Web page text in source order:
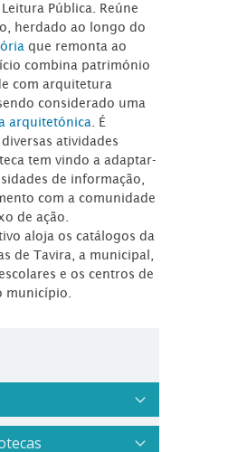
Pública. Reúne
herdado ao longo do
que remonta ao
combina património
com arquitetura
considerado uma
arquitetónica . É
atividades
tem vindo a adaptar-
de informação,
com a comunidade
de ação.
aloja os catálogos da
de Tavira, a municipal,
e os centros de
município.